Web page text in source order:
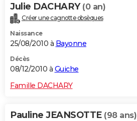
Julie DACHARY (0 an)
Créer une cagnotte obsèques
Naissance
25/08/2010 à Bayonne
Décès
08/12/2010 à Guiche
Famille DACHARY
Pauline JEANSOTTE (98 ans)